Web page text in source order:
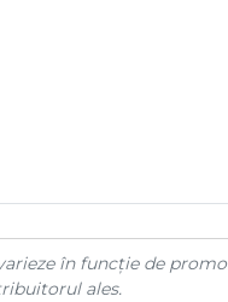
în funcție de
ales.